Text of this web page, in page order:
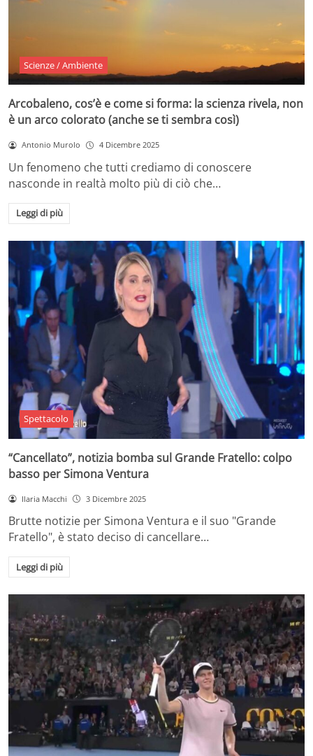
Scienze / Ambiente
Arcobaleno, cos’è e come si forma: la scienza rivela, non
è un arco colorato (anche se ti sembra così)
Antonio Murolo 4 Dicembre 2025
Un fenomeno che tutti crediamo di conoscere
nasconde in realtà molto più di ciò che…
Leggi di più
Spettacolo
“Cancellato”, notizia bomba sul Grande Fratello: colpo
basso per Simona Ventura
Ilaria Macchi 3 Dicembre 2025
Brutte notizie per Simona Ventura e il suo "Grande
Fratello", è stato deciso di cancellare…
Leggi di più